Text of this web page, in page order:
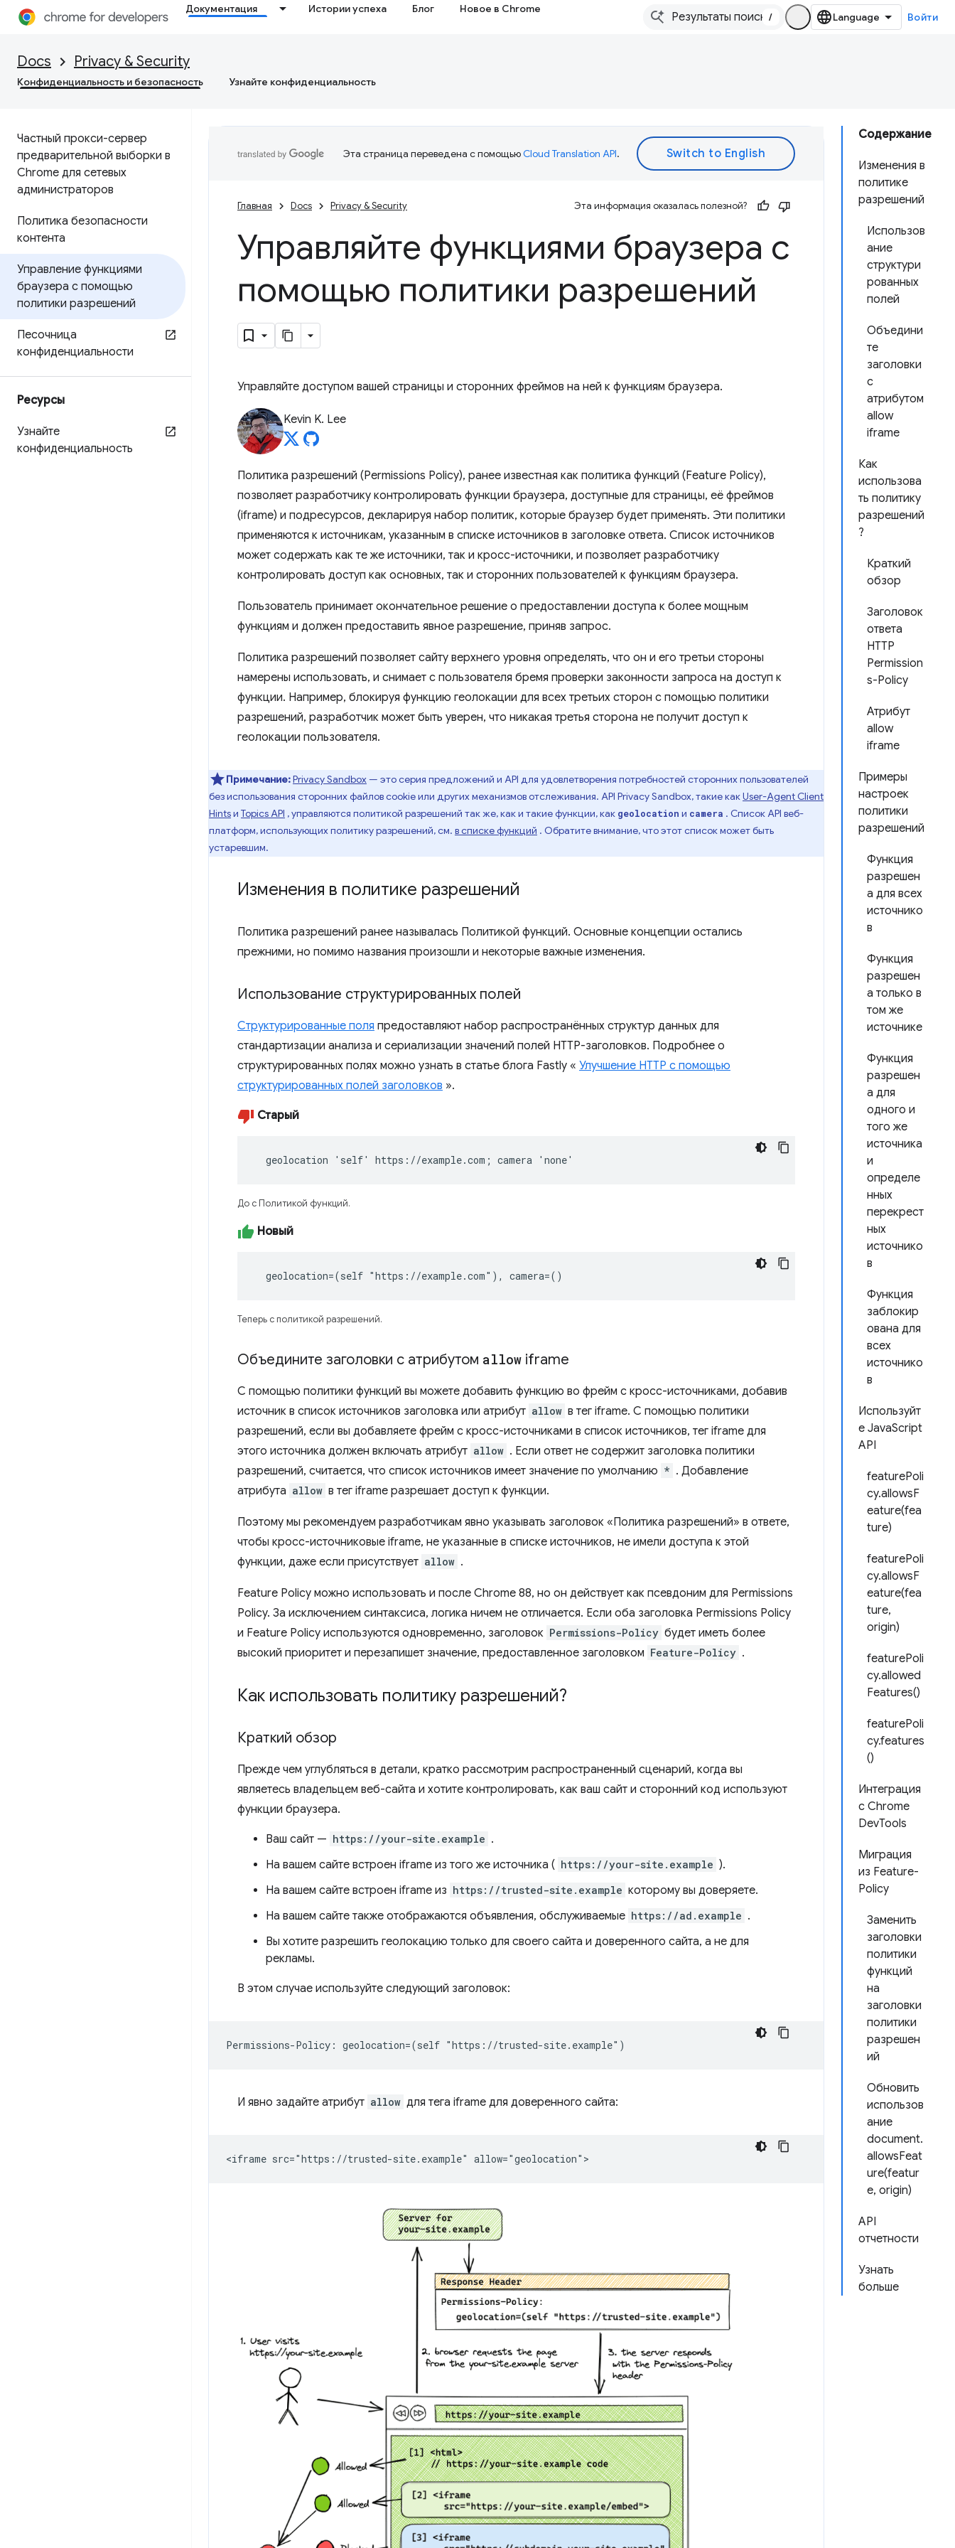
Документация Истории успеха Блог Новое в Chrome
/ Войти
Docs Privacy & Security
Конфиденциальность и безопасность Узнайте конфиденциальность
Частный прокси-сервер
предварительной выборки в
Chrome для сетевых
администраторов
Политика безопасности
контента
Управление функциями
браузера с помощью
политики разрешений
Песочница
конфиденциальности
Ресурсы
Узнайте
конфиденциальность
Содержание
Изменения в
политике
разрешений
Использов
ание
структури
рованных
полей
Объедини
те
заголовки
с
атрибутом
allow
iframe
Как
использова
ть политику
разрешений
?
Краткий
обзор
Заголовок
ответа
HTTP
Permission
s-Policy
Атрибут
allow
iframe
Примеры
настроек
политики
разрешений
Функция
разрешен
а для всех
источнико
в
Функция
разрешен
а только в
том же
источнике
Функция
разрешен
а для
одного и
того же
источника
и
определе
нных
перекрест
ных
источнико
в
Функция
заблокир
ована для
всех
источнико
в
Используйт
е JavaScript
API
featurePoli
cy.allowsF
eature(fea
ture)
featurePoli
cy.allowsF
eature(fea
ture,
origin)
featurePoli
cy.allowed
Features()
featurePoli
cy.features
()
Интеграция
с Chrome
DevTools
Миграция
из Feature-
Policy
Заменить
заголовки
политики
функций
на
заголовки
политики
разрешен
ий
Обновить
использов
ание
document.
allowsFeat
ure(featur
e, origin)
API
отчетности
Узнать
больше
Эта страница переведена с помощьюCloud Translation API.
Главная Docs Privacy & Security Эта информация оказалась полезной?
Управляйте функциями браузера с
помощью политики разрешений
Управляйте доступом вашей страницы и сторонних фреймов на ней к функциям браузера.
Kevin K. Lee
Политика разрешений (Permissions Policy), ранее известная как политика функций (Feature Policy),
позволяет разработчику контролировать функции браузера, доступные для страницы, её фреймов
(iframe) и подресурсов, декларируя набор политик, которые браузер будет применять. Эти политики
применяются к источникам, указанным в списке источников в заголовке ответа. Список источников
может содержать как те же источники, так и кросс-источники, и позволяет разработчику
контролировать доступ как основных, так и сторонних пользователей к функциям браузера.
Пользователь принимает окончательное решение о предоставлении доступа к более мощным
функциям и должен предоставить явное разрешение, приняв запрос.
Политика разрешений позволяет сайту верхнего уровня определять, что он и его третьи стороны
намерены использовать, и снимает с пользователя бремя проверки законности запроса на доступ к
функции. Например, блокируя функцию геолокации для всех третьих сторон с помощью политики
разрешений, разработчик может быть уверен, что никакая третья сторона не получит доступ к
геолокации пользователя.
Примечание:Privacy Sandbox — это серия предложений и API для удовлетворения потребностей сторонних пользователей
без использования сторонних файлов cookie или других механизмов отслеживания. API Privacy Sandbox, такие какUser-Agent Client
Hintsи Topics API , управляются политикой разрешений так же, как и такие функции, как geolocation и camera . Список API веб-
платформ, использующих политику разрешений, см. в списке функций . Обратите внимание, что этот список может быть
устаревшим.
Изменения в политике разрешений
Политика разрешений ранее называлась Политикой функций. Основные концепции остались
прежними, но помимо названия произошли и некоторые важные изменения.
Использование структурированных полей
Структурированные поля предоставляют набор распространённых структур данных для
стандартизации анализа и сериализации значений полей HTTP-заголовков. Подробнее о
структурированных полях можно узнать в статье блога Fastly « Улучшение HTTP с помощью
структурированных полей заголовков ».
Старый
  geolocation 'self' https://example.com; camera 'none'
До с Политикой функций.
Новый
  geolocation=(self "https://example.com"), camera=()
Теперь с политикой разрешений.
Объедините заголовки с атрибутом allow iframe
С помощью политики функций вы можете добавить функцию во фрейм с кросс-источниками, добавив
источник в список источников заголовка или атрибут allow в тег iframe. С помощью политики
разрешений, если вы добавляете фрейм с кросс-источниками в список источников, тег iframe для
этого источника должен включать атрибут allow . Если ответ не содержит заголовка политики
разрешений, считается, что список источников имеет значение по умолчанию * . Добавление
атрибута allow в тег iframe разрешает доступ к функции.
Поэтому мы рекомендуем разработчикам явно указывать заголовок «Политика разрешений» в ответе,
чтобы кросс-источниковые iframe, не указанные в списке источников, не имели доступа к этой
функции, даже если присутствует allow .
Feature Policy можно использовать и после Chrome 88, но он действует как псевдоним для Permissions
Policy. За исключением синтаксиса, логика ничем не отличается. Если оба заголовка Permissions Policy
и Feature Policy используются одновременно, заголовок Permissions-Policy будет иметь более
высокий приоритет и перезапишет значение, предоставленное заголовком Feature-Policy .
Как использовать политику разрешений?
Краткий обзор
Прежде чем углубляться в детали, кратко рассмотрим распространенный сценарий, когда вы
являетесь владельцем веб-сайта и хотите контролировать, как ваш сайт и сторонний код используют
функции браузера.
Ваш сайт — https://your-site.example .
На вашем сайте встроен iframe из того же источника ( https://your-site.example ).
На вашем сайте встроен iframe из https://trusted-site.example которому вы доверяете.
На вашем сайте также отображаются объявления, обслуживаемые https://ad.example .
Вы хотите разрешить геолокацию только для своего сайта и доверенного сайта, а не для
рекламы.
В этом случае используйте следующий заголовок:
И явно задайте атрибут allow для тега iframe для доверенного сайта: